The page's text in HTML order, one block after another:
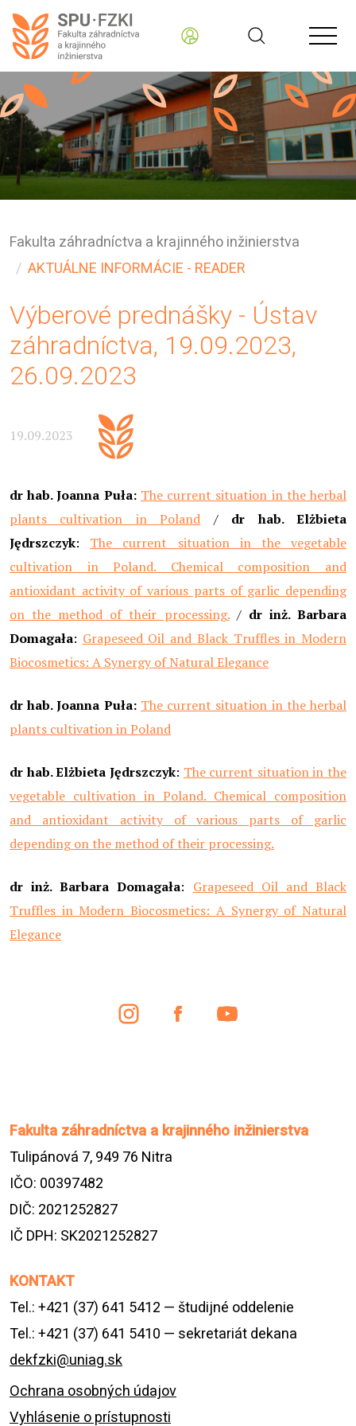
Fakulta záhradníctva a krajinného inžinierstva
AKTUÁLNE INFORMÁCIE - READER
Výberové prednášky - Ústav
záhradníctva, 19.09.2023,
26.09.2023
19.09.2023
dr hab. Joanna Puła: The current situation in the herbal
plants cultivation in Poland / dr hab. Elżbieta
Jędrszczyk: The current situation in the vegetable
cultivation in Poland. Chemical composition and
antioxidant activity of various parts of garlic depending
on the method of their processing./ dr inż. Barbara
Domagała: Grapeseed Oil and Black Truffles in Modern
Biocosmetics: A Synergy of Natural Elegance
dr hab. Joanna Puła: The current situation in the herbal
plants cultivation in Poland
dr hab. Elżbieta Jędrszczyk: The current situation in the
vegetable cultivation in Poland. Chemical composition
and antioxidant activity of various parts of garlic
depending on the method of their processing.
dr inż. Barbara Domagała: Grapeseed Oil and Black
Truffles in Modern Biocosmetics: A Synergy of Natural
Elegance
Fakulta záhradníctva a krajinného inžinierstva
Tulipánová 7, 949 76 Nitra
IČO: 00397482
DIČ: 2021252827
IČ DPH: SK2021252827
KONTAKT
Tel.: +421 (37) 641 5412 — študijné oddelenie
Tel.: +421 (37) 641 5410 — sekretariát dekana
dekfzki@uniag.sk
Ochrana osobných údajov
Vyhlásenie o prístupnosti